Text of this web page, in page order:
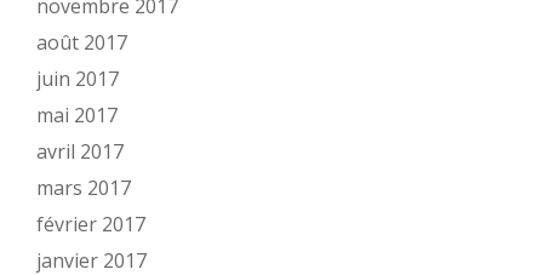
novembre 2017
août 2017
juin 2017
mai 2017
avril 2017
mars 2017
février 2017
janvier 2017